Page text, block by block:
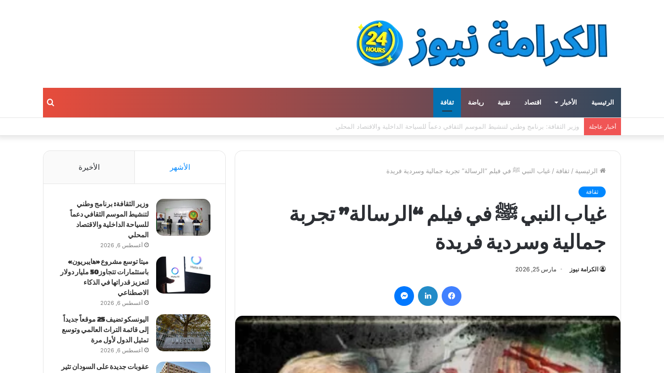
الرئيسية الأخبار اقتصاد تقنية رياضة ثقافة بحث
أخبار عاجلة ميتا توسع مشروع «هايبريون» باستثمارات تتجاوز 50 مليار دولار لتعزيز قدراتها في الذكاء الاصطناعي
الرئيسية / ثقافة / غياب النبي ﷺ في فيلم “الرسالة” تجربة جمالية وسردية فريدة
ثقافة
غياب النبي ﷺ في فيلم “الرسالة” تجربة
جمالية وسردية فريدة
الكرامة نيوز مارس 25, 2026
فيسبوك لينكدإن
الأشهر الأخيرة
وزير الثقافة: برنامج وطني
لتنشيط الموسم الثقافي دعماً
للسياحة الداخلية والاقتصاد
المحلي
أغسطس 6, 2026
ميتا توسع مشروع «هايبريون»
باستثمارات تتجاوز 50 مليار دولار
لتعزيز قدراتها في الذكاء
الاصطناعي
أغسطس 6, 2026
اليونسكو تضيف 25 موقعاً جديداً
إلى قائمة التراث العالمي وتوسع
تمثيل الدول لأول مرة
أغسطس 6, 2026
عقوبات جديدة على السودان تثير